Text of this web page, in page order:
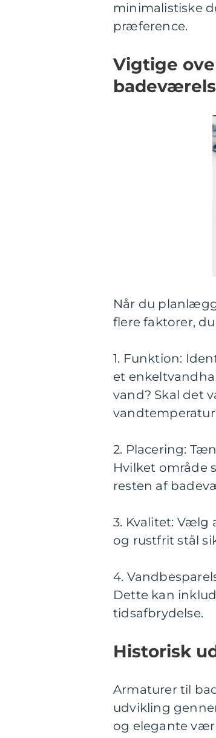
minimalistiske
præference.
Vigtige
Når du
flere faktorer,
1. Funktion:
et
vand? Skal det
2. Placering:
Hvilket område
resten af
3. Kvalitet: Vælg
og rustfrit stål
4.
Dette kan
tidsafbrydelse.
Historisk
Armaturer til
udvikling
og elegante